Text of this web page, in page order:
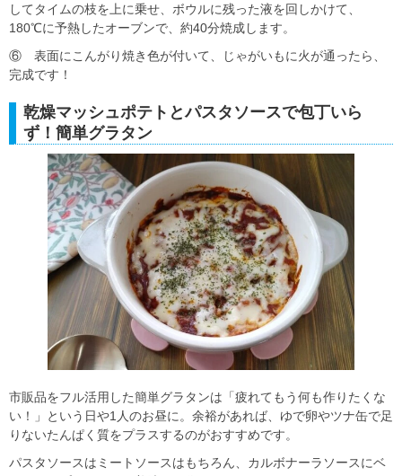
してタイムの枝を上に乗せ、ボウルに残った液を回しかけて、
180℃に予熱したオーブンで、約40分焼成します。
⑥ 表面にこんがり焼き色が付いて、じゃがいもに火が通ったら、
完成です！
乾燥マッシュポテトとパスタソースで包丁いら
ず！簡単グラタン
市販品をフル活用した簡単グラタンは「疲れてもう何も作りたくな
い！」という日や1人のお昼に。余裕があれば、ゆで卵やツナ缶で足
りないたんぱく質をプラスするのがおすすめです。
パスタソースはミートソースはもちろん、カルボナーラソースにベ